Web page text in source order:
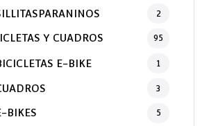
2
Y CUADROS 95
E-BIKE 1
3
BIKES 5